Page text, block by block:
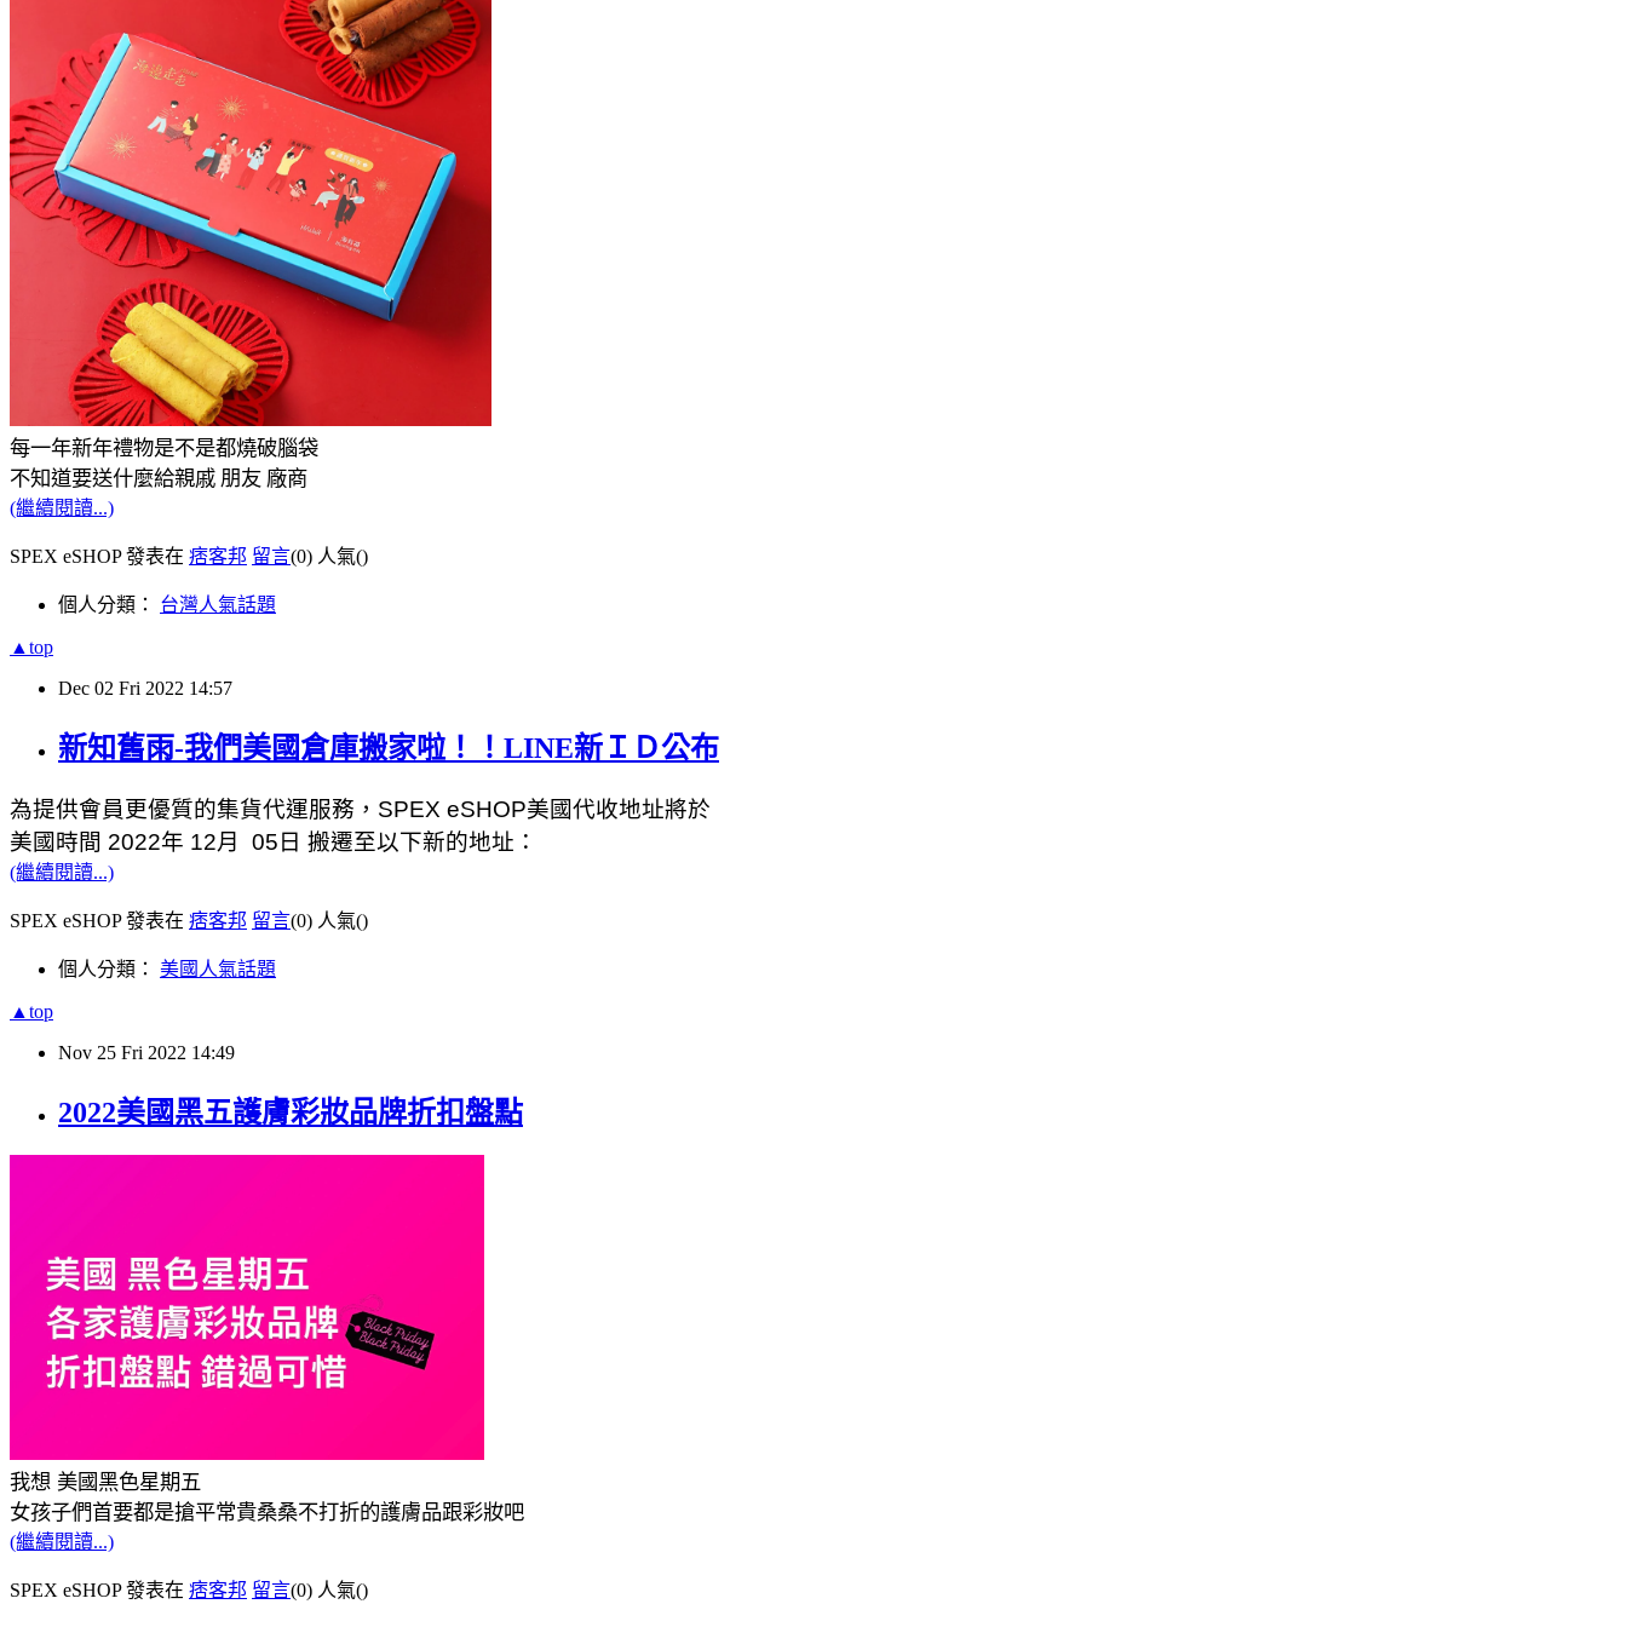
每一年新年禮物是不是都燒破腦袋
不知道要送什麼給親戚 朋友 廠商
(繼續閱讀...)
SPEX eSHOP 發表在 痞客邦 留言(0) 人氣()
個人分類： 台灣人氣話題
▲top
Dec 02 Fri 2022 14:57
新知舊雨-我們美國倉庫搬家啦！！LINE新ＩＤ公布
為提供會員更優質的集貨代運服務，SPEX eSHOP美國代收地址將於
美國時間 2022年 12月  05日 搬遷至以下新的地址：
(繼續閱讀...)
SPEX eSHOP 發表在 痞客邦 留言(0) 人氣()
個人分類： 美國人氣話題
▲top
Nov 25 Fri 2022 14:49
2022美國黑五護膚彩妝品牌折扣盤點
我想 美國黑色星期五
女孩子們首要都是搶平常貴桑桑不打折的護膚品跟彩妝吧
(繼續閱讀...)
SPEX eSHOP 發表在 痞客邦 留言(0) 人氣()